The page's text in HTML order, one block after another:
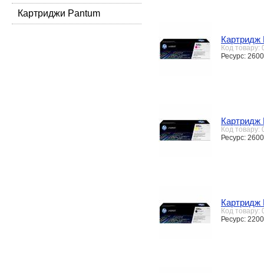
Картриджи Pantum
Картридж
Код товару:
Ресурс:
Картридж
Код товару:
Ресурс:
Картридж
Код товару:
Ресурс: